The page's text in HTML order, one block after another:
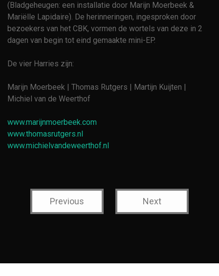
(Bladgeheugen: een installatie door Marijn Moerbeek &
Mariëlle Lapidaire). De herinneringen, ingesproken door
bezoekers van het CBK, vormen de wortels van deze in 2
dagen van begin tot eind gemaakte mini-EP.
De vier Harries zijn:
Marijn Moerbeek | Thomas Rutgers | Martijn Kuijten |
Michiel van de Weerthof
www.marijnmoerbeek.com
www.thomasrutgers.nl
www.michielvandeweerthof.nl
Previous Next